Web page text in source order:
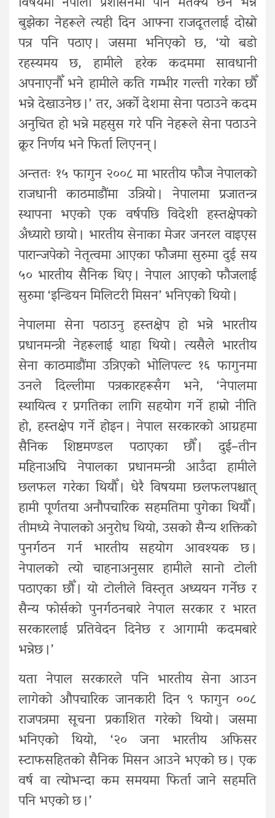
बुझेका नेहरूले त्यही दिन आफ्ना राजदूतलाई दोस्रो
पत्र पनि पठाए । जसमा भनिएको छ, ‘यो बडो
रहस्यमय छ, हामीले हरेक कदममा सावधानी
अपनाएनौँ भने हामीले कति गम्भीर गल्ती गरेका छौँ
भन्ने देखाउनेछ ।’ तर, अर्को देशमा सेना पठाउने कदम
अनुचित हो भन्ने महसुस गरे पनि नेहरूले सेना पठाउने
क्रूर निर्णय भने फिर्ता लिएनन् ।
अन्ततः १५ फागुन २००८ मा भारतीय फौज नेपालको
राजधानी काठमाडौंमा उत्रियो । नेपालमा प्रजातन्त्र
स्थापना भएको एक वर्षपछि विदेशी हस्तक्षेपको
अँध्यारो छायो । भारतीय सेनाका मेजर जनरल वाइएस
पारान्जपेको नेतृत्वमा आएका फौजमा सुरुमा दुई सय
५० भारतीय सैनिक थिए । नेपाल आएको फौजलाई
सुरुमा ‘इन्डियन मिलिटरी मिसन’ भनिएको थियो ।
नेपालमा सेना पठाउनु हस्तक्षेप हो भन्ने भारतीय
प्रधानमन्त्री नेहरूलाई थाहा थियो । त्यसैले भारतीय
सेना काठमाडौंमा उत्रिएको भोलिपल्ट १६ फागुनमा
उनले दिल्लीमा पत्रकारहरूसँग भने, ‘नेपालमा
स्थायित्व र प्रगतिका लागि सहयोग गर्ने हाम्रो नीति
हो, हस्तक्षेप गर्ने होइन । नेपाल सरकारको आग्रहमा
सैनिक शिष्टमण्डल पठाएका छौँ । दुई–तीन
महिनाअघि नेपालका प्रधानमन्त्री आउँदा हामीले
छलफल गरेका थियौँ । धेरै विषयमा छलफलपश्चात्
हामी पूर्णतया अनौपचारिक सहमतिमा पुगेका थियौँ ।
तीमध्ये नेपालको अनुरोध थियो, उसको सैन्य शक्तिको
पुनर्गठन गर्न भारतीय सहयोग आवश्यक छ ।
नेपालको त्यो चाहनाअनुसार हामीले सानो टोली
पठाएका छौँ । यो टोलीले विस्तृत अध्ययन गर्नेछ र
सैन्य फोर्सको पुनर्गठनबारे नेपाल सरकार र भारत
सरकारलाई प्रतिवेदन दिनेछ र आगामी कदमबारे
भन्नेछ ।’
यता नेपाल सरकारले पनि भारतीय सेना आउन
लागेको औपचारिक जानकारी दिन ९ फागुन ००८
राजपत्रमा सूचना प्रकाशित गरेको थियो । जसमा
भनिएको थियो, ‘२० जना भारतीय अफिसर
स्टाफसहितको सैनिक मिसन आउने भएको छ । एक
वर्ष वा त्योभन्दा कम समयमा फिर्ता जाने सहमति
पनि भएको छ ।’